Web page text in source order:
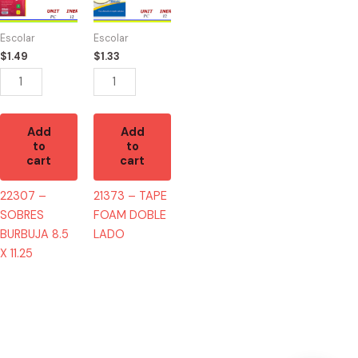
Escolar
$1.49
BURBUJA
8.5
X
11.25
quantity
Add
to
cart
22307 –
SOBRES
BURBUJA 8.5
X 11.25
Escolar
$1.33
FOAM
DOBLE
LADO
quantity
Add
to
cart
21373 – TAPE
FOAM DOBLE
LADO